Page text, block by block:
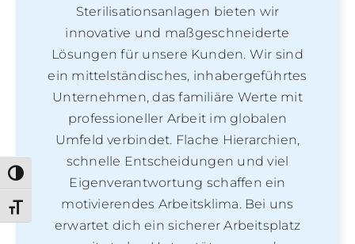
Toggle High Contrast
Toggle Font size
Sterilisationsanlagen bieten wir
innovative und maßgeschneiderte
Lösungen für unsere Kunden. Wir sind
ein mittelständisches, inhabergeführtes
Unternehmen, das familiäre Werte mit
professioneller Arbeit im globalen
Umfeld verbindet. Flache Hierarchien,
schnelle Entscheidungen und viel
Eigenverantwortung schaffen ein
motivierendes Arbeitsklima. Bei uns
erwartet dich ein sicherer Arbeitsplatz